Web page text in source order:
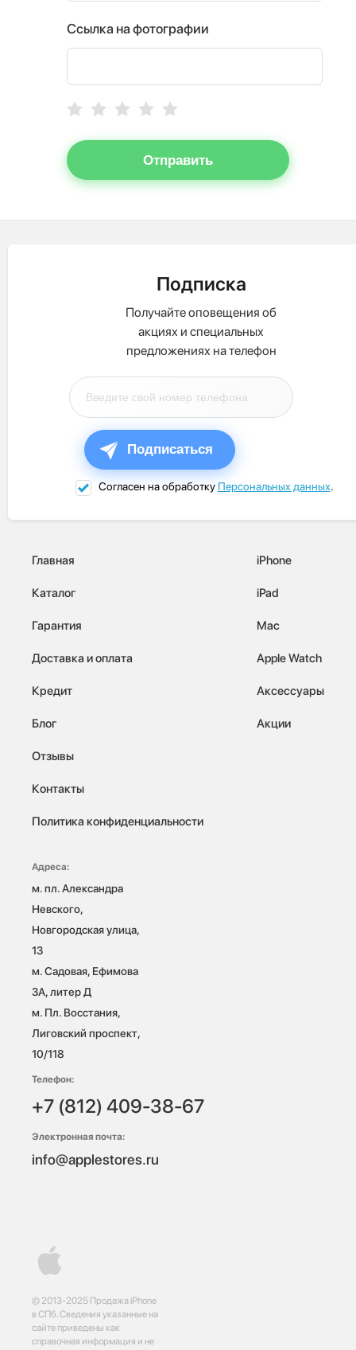
Ссылка на фотографии
Отправить
Подписка
Получайте оповещения об
акциях и специальных
предложениях на телефон
Подписаться
Согласен на обработку Персональных данных.
© 2013-2025 Продажа iPhone
в СПб. Сведения указанные на
сайте приведены как
справочная информация и не
Главная
Каталог
Гарантия
Доставка и оплата
Кредит
Блог
Отзывы
Контакты
Политика конфиденциальности
iPhone
iPad
Mac
Apple Watch
Аксессуары
Акции
Адреса:
м. пл. Александра
Невского,
Новгородская улица,
13
м. Садовая, Ефимова
3А, литер Д
м. Пл. Восстания,
Лиговский проспект,
10/118
Телефон:
+7 (812) 409-38-67
Электронная почта:
info@applestores.ru